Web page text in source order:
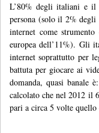
L’80% degli italiani e il
persona (solo il 2%
internet come
europea dell’11%). Gli
internet soprattutto per
battuta per giocare ai
domanda, quasi banale
calcolato che nel 2012 il
pari a circa 5 volte